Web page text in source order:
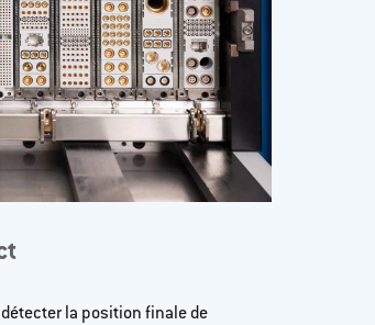
la position finale de